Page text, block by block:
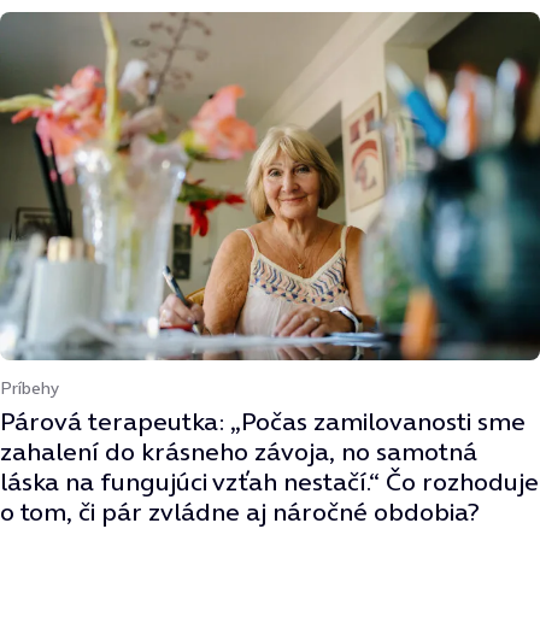
Príbehy
Párová terapeutka: „Počas zamilovanosti sme
zahalení do krásneho závoja, no samotná
láska na fungujúci vzťah nestačí.“ Čo rozhoduje
o tom, či pár zvládne aj náročné obdobia?